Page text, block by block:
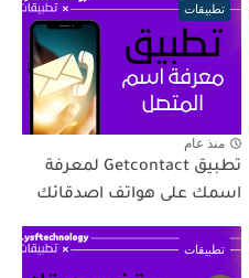
تطبيقات
منذ عام
تطبيق Getcontact لمعرفة
اسمك على هواتف اصدقائك
تطبيقات